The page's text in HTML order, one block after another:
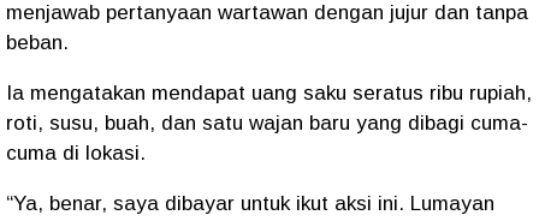
menjawab pertanyaan wartawan dengan jujur dan tanpa
beban.
Ia mengatakan mendapat uang saku seratus ribu rupiah,
roti, susu, buah, dan satu wajan baru yang dibagi cuma-
cuma di lokasi.
“Ya, benar, saya dibayar untuk ikut aksi ini. Lumayan